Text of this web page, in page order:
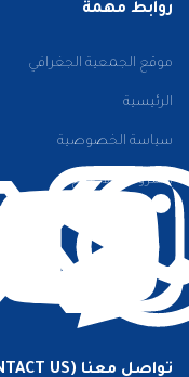
روابط مهمة
موقع الجمعية الجغرافي
الرئيسية
سياسة الخصوصية
الشروط والأحكام
تواصل معنا (CONTACT US)